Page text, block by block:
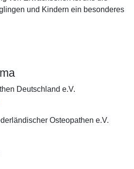
und Kindern ein besonderes
Deutschland e.V.
Osteopathen e.V.